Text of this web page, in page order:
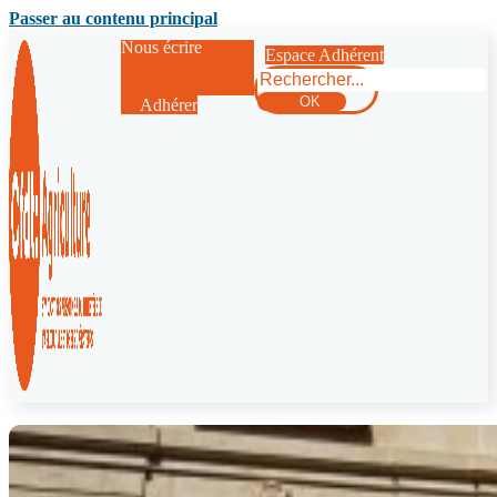
Passer au contenu principal
Nous écrire
Adhérer
Espace Adhérent
Rechercher
OK